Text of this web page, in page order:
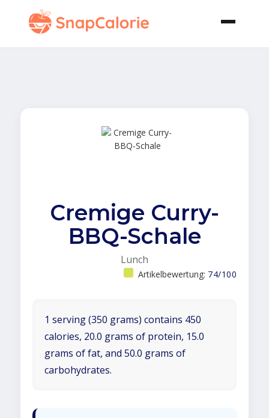
Cremige Curry-
BBQ-Schale
Lunch
Artikelbewertung: 74/100
1 serving (350 grams) contains 450
calories, 20.0 grams of protein, 15.0
grams of fat, and 50.0 grams of
carbohydrates.